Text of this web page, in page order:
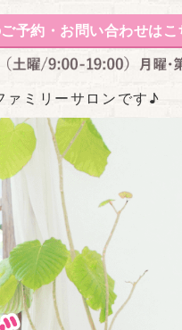
インするべ
ァミリーサロンです♪
予約・お問い合わせはこ